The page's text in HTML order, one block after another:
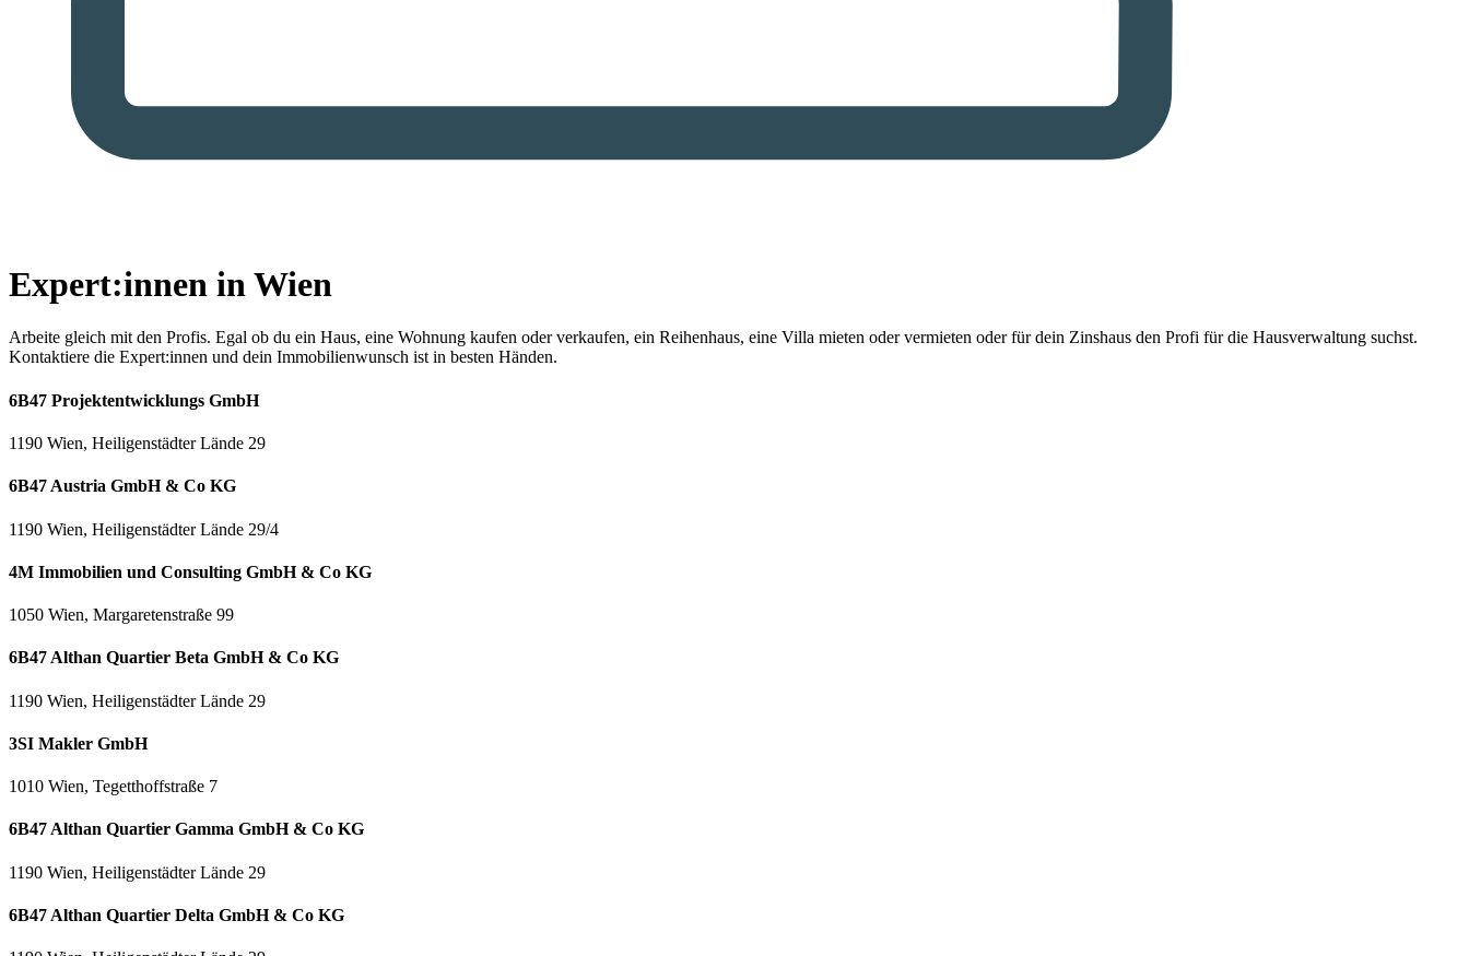
Expert:innen in Wien
Arbeite gleich mit den Profis. Egal ob du ein Haus, eine Wohnung kaufen oder verkaufen, ein Reihenhaus, eine Villa mieten oder vermieten oder für dein Zinshaus den Profi für die Hausverwaltung suchst.
Kontaktiere die Expert:innen und dein Immobilienwunsch ist in besten Händen.
6B47 Projektentwicklungs GmbH
1190 Wien, Heiligenstädter Lände 29
6B47 Austria GmbH & Co KG
1190 Wien, Heiligenstädter Lände 29/4
4M Immobilien und Consulting GmbH & Co KG
1050 Wien, Margaretenstraße 99
6B47 Althan Quartier Beta GmbH & Co KG
1190 Wien, Heiligenstädter Lände 29
3SI Makler GmbH
1010 Wien, Tegetthoffstraße 7
6B47 Althan Quartier Gamma GmbH & Co KG
1190 Wien, Heiligenstädter Lände 29
6B47 Althan Quartier Delta GmbH & Co KG